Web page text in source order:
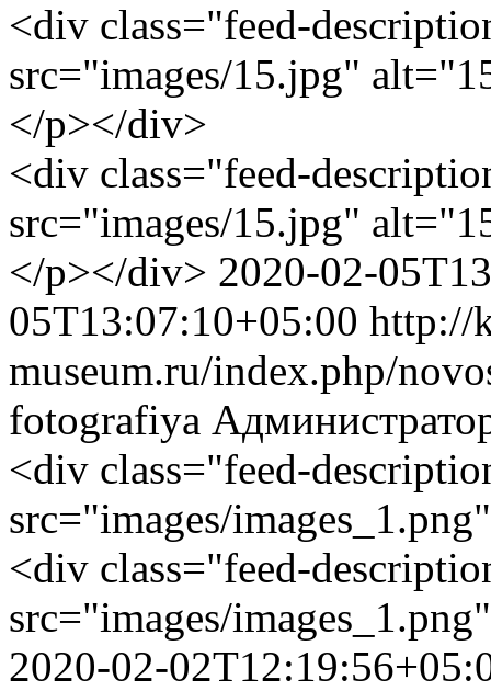
<div class="feed-
src="images/15.jpg"
</p></div>
<div class="feed-
src="images/15.jpg"
</p></div> 2020-02-
05T13:07:10+05:00 http://
museum.ru/index.php/
fotografiya
<div class="feed-
src="images/
<div class="feed-
src="images/
2020-02-